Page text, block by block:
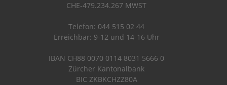
CHE-479.234.267 MWST
Telefon: 044 515 02 44
Erreichbar: 9-12 und 14-16 Uhr
IBAN CH88 0070 0114 8031 5666 0
Zürcher Kantonalbank
BIC ZKBKCHZZ80A